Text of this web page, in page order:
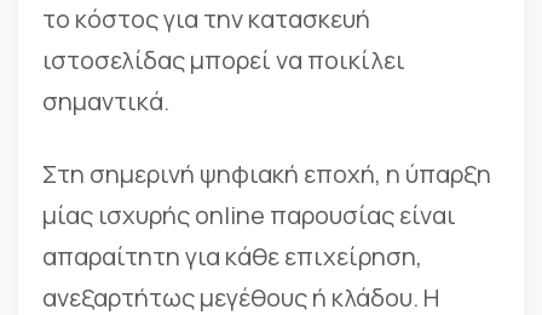
το κόστος για την κατασκευή
ιστοσελίδας μπορεί να ποικίλει
σημαντικά.
Στη σημερινή ψηφιακή εποχή, η ύπαρξη
μίας ισχυρής online παρουσίας είναι
απαραίτητη για κάθε επιχείρηση,
ανεξαρτήτως μεγέθους ή κλάδου. Η